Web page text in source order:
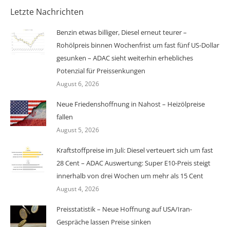
Letzte Nachrichten
Benzin etwas billiger, Diesel erneut teurer –
Rohölpreis binnen Wochenfrist um fast fünf US-Dollar
gesunken – ADAC sieht weiterhin erhebliches
Potenzial für Preissenkungen
August 6, 2026
Neue Friedenshoffnung in Nahost – Heizölpreise
fallen
August 5, 2026
Kraftstoffpreise im Juli: Diesel verteuert sich um fast
28 Cent – ADAC Auswertung: Super E10-Preis steigt
innerhalb von drei Wochen um mehr als 15 Cent
August 4, 2026
Preisstatistik – Neue Hoffnung auf USA/Iran-
Gespräche lassen Preise sinken